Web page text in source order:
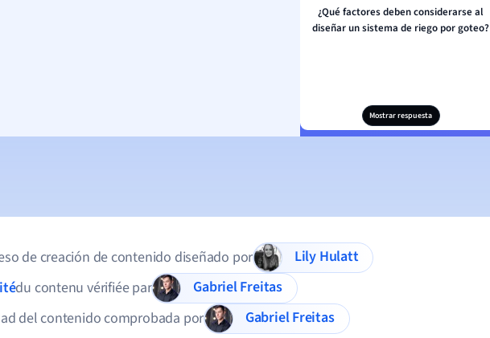
¿Qué factores deben considerarse al
diseñar un sistema de riego por goteo?
Mostrar respuesta
de creación de contenido diseñado por
Lily Hulatt
du contenu vérifiée par
Gabriel Freitas
del contenido comprobada por
Gabriel Freitas